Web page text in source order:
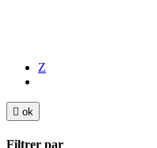
Z
 ok
Filtrer par